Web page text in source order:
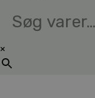
×